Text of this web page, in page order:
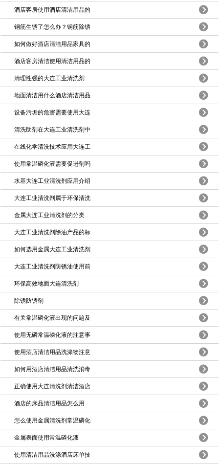
酒店客房使用酒店清洁用品的
钢筋生锈了怎么办？钢筋除锈
如何做好酒店清洁用品家具的
酒店客房清洁使用清洁用品的
清理性强的大连工业清洗剂
地面清洁用什么酒店清洁用品
设备污垢的危害需要使用大连
清洗助剂在大连工业清洗剂中
在线化学清洗技术应用大连工
使用常温磷化液需要促进剂吗
水基大连工业清洗剂应用介绍
大连工业清洗剂属于环保清洗
金属大连工业清洗剂的分类
大连工业清洗剂除油产品的标
如何选用金属大连工业清洗剂
大连工业清洗剂防锈油使用前
环保高效地面大连清洗剂
除锈防锈剂
有关常温磷化液出现的问题及
使用无磷常温磷化液的注意事
使用酒店清洁用品洗涤物注意
如何用酒店清洁用品清洗消毒
正确使用大连清洗剂清洁酒店
酒店的床品清洁用品怎么用
怎么使用金属清洗剂常温磷化
金属表面使用常温磷化液
使用清洁用品洗涤酒店床单技